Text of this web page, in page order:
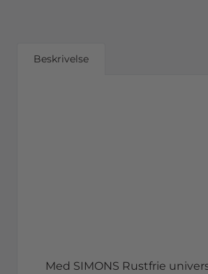
Beskrivelse
Med SIMONS Rustfrie